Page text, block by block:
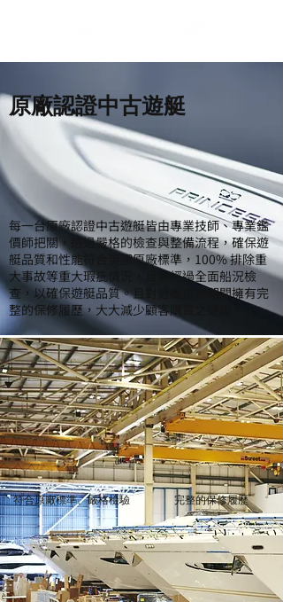
每一台原廠認證中古遊艇皆由專業技師、專業鑑
價師把關，透過嚴格的檢查與整備流程，確保遊
艇品質和性能符合英國原廠標準，100% 排除重
大事故等重大瑕疵情況，且需經過全面船況檢
查，以確保遊艇品質。且對遊艇持有期間擁有完
整的保修履歷，大大減少顧客購買之疑慮。
原廠認證中古遊艇
符合原廠標準、嚴格檢驗 完整的保修履歷